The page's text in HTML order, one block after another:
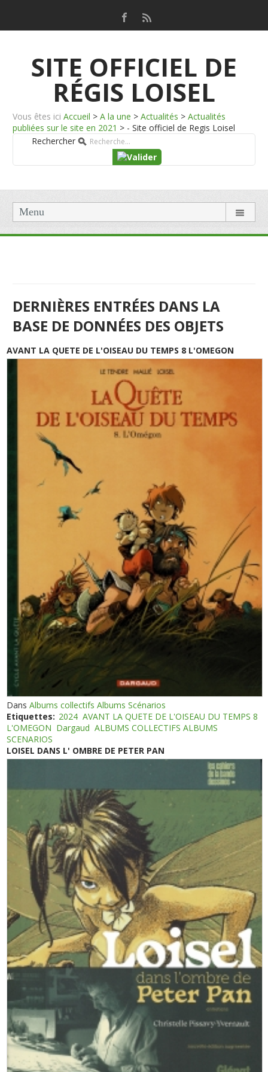
SITE OFFICIEL DE
RÉGIS LOISEL
Vous êtes ici Accueil > A la une > Actualités > Actualités
publiées sur le site en 2021 > - Site officiel de Regis Loisel
Rechercher
Menu
DERNIÈRES ENTRÉES DANS LA
BASE DE DONNÉES DES OBJETS
AVANT LA QUETE DE L'OISEAU DU TEMPS 8 L'OMEGON
DansAlbums collectifs Albums Scénarios
Etiquettes: 2024 AVANT LA QUETE DE L'OISEAU DU TEMPS 8
L'OMEGON Dargaud ALBUMS COLLECTIFS ALBUMS
SCENARIOS
LOISEL DANS L' OMBRE DE PETER PAN